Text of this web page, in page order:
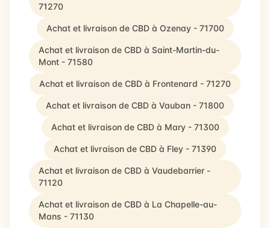
71270
Achat et livraison de CBD à Ozenay - 71700
Achat et livraison de CBD à Saint-Martin-du-
Mont - 71580
Achat et livraison de CBD à Frontenard - 71270
Achat et livraison de CBD à Vauban - 71800
Achat et livraison de CBD à Mary - 71300
Achat et livraison de CBD à Fley - 71390
Achat et livraison de CBD à Vaudebarrier -
71120
Achat et livraison de CBD à La Chapelle-au-
Mans - 71130